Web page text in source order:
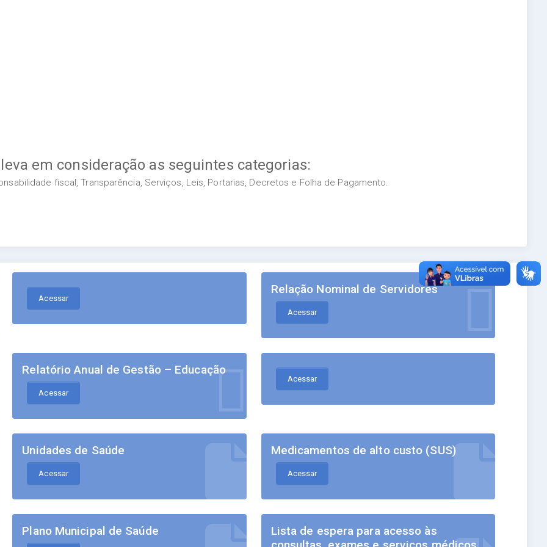
em consideração as seguintes categorias:
fiscal, Transparência, Serviços, Leis, Portarias, Decretos e Folha de Pagamento.
Acessar
Relação Nominal de Servidores
Acessar
Relatório Anual de Gestão – Educação
Acessar
Acessar
Unidades de Saúde
Acessar
Medicamentos de alto custo (SUS)
Acessar
Plano Municipal de Saúde
Lista de espera para acesso às